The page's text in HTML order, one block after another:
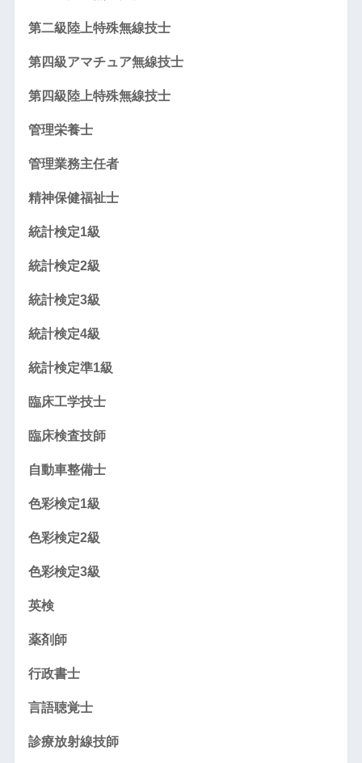
第二級陸上特殊無線技士
第四級アマチュア無線技士
第四級陸上特殊無線技士
管理栄養士
管理業務主任者
精神保健福祉士
統計検定1級
統計検定2級
統計検定3級
統計検定4級
統計検定準1級
臨床工学技士
臨床検査技師
自動車整備士
色彩検定1級
色彩検定2級
色彩検定3級
英検
薬剤師
行政書士
言語聴覚士
診療放射線技師